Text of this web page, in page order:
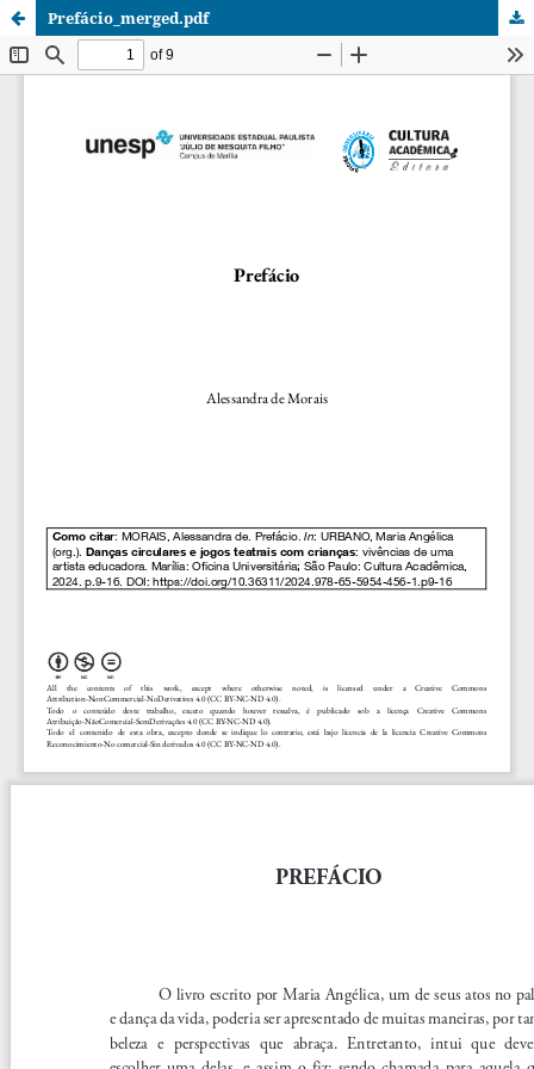
Prefácio_merged.pdf